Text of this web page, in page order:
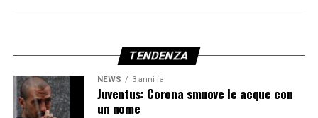
TENDENZA
NEWS 3 anni fa
Juventus: Corona smuove le acque con
un nome